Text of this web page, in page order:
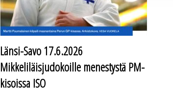
Länsi-Savo 17.6.2026
Mikkeliläisjudokoille menestystä PM-
kisoissa ISO